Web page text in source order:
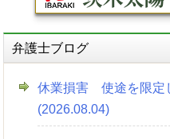
弁護士ブログ
休業損害 使途を限定
(2026.08.04)